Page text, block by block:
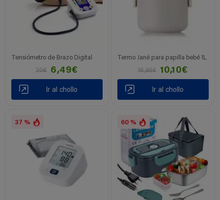
Tensiómetro de Brazo Digital
20€
6,49€
Ir al chollo
Termo Jané para papilla bebé 1L
16,95€
10,10€
Ir al chollo
37 % 60 %